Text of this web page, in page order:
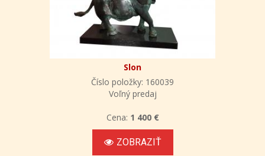
Slon
Číslo položky: 160039
Voľný predaj
Cena: 1 400 €
ZOBRAZIŤ